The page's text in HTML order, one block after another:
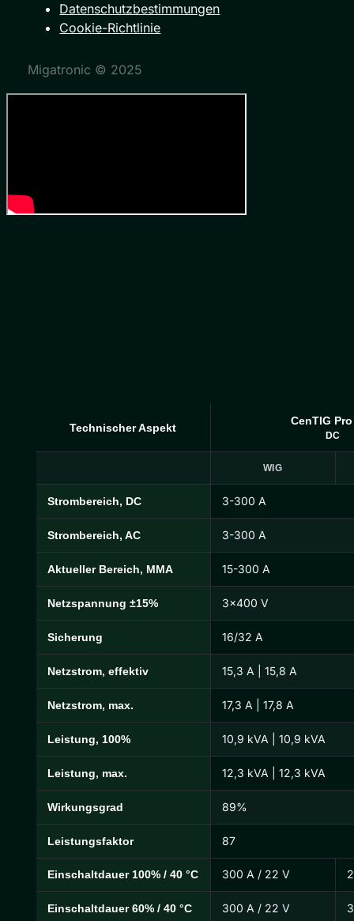
Datenschutzbestimmungen
Cookie-Richtlinie
Migatronic © 2025
CenTIG Pro Technische Daten
Technischer Aspekt
CenTIG
DC
WIG
Strombereich, DC 3-300 A
Strombereich, AC 3-300 A
Aktueller Bereich, MMA 15-300 A
Netzspannung ±15% 3×400 V
Sicherung 16/32 A
Netzstrom, effektiv 15,3 A | 15,8 A
Netzstrom, max. 17,3 A | 17,8 A
Leistung, 100% 10,9 kVA | 10,9 kVA
Leistung, max. 12,3 kVA | 12,3 kVA
Wirkungsgrad 89%
Leistungsfaktor 87
Einschaltdauer 100% / 40 °C 300 A / 22 V
Einschaltdauer 60% / 40 °C 300 A / 22 V